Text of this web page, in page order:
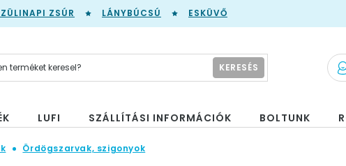
ZSÚR LÁNYBÚCSÚ ESKÜVŐ
KERESÉS
LUFI SZÁLLÍTÁSI INFORMÁCIÓK BOLTUNK
Ördögszarvak, szigonyok